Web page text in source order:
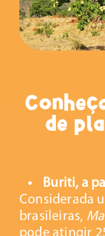
de
Buriti, a
Considerada
brasileiras,